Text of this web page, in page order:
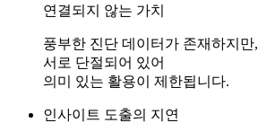
연결되지 않는 가치
풍부한 진단 데이터가 존재하지만,
서로 단절되어 있어
의미 있는 활용이 제한됩니다.
인사이트 도출의 지연